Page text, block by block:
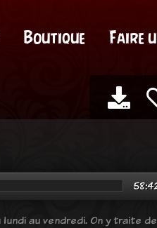
Boutique Faire
au vendredi. On y traite